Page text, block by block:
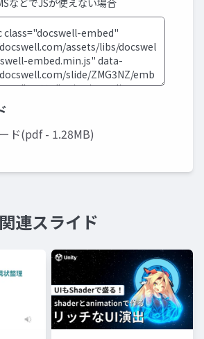
などでJSが使えない場合
ド(pdf - 1.28MB)
関連スライド